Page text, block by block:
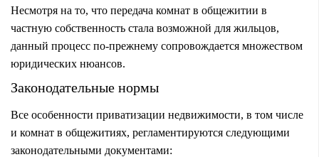
Несмотря на то, что передача комнат в общежитии в
частную собственность стала возможной для жильцов,
данный процесс по-прежнему сопровождается множеством
юридических нюансов.
Законодательные нормы
Все особенности приватизации недвижимости, в том числе
и комнат в общежитиях, регламентируются следующими
законодательными документами: